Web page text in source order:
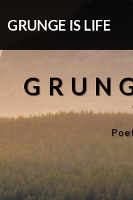
GRUNGE IS LIFE